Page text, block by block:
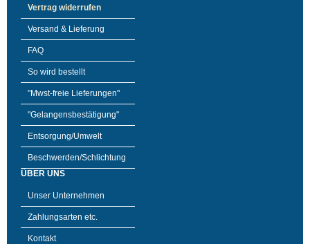
Vertrag widerrufen
Versand & Lieferung
FAQ
So wird bestellt
"Mwst-freie Lieferungen"
"Gelangensbestätigung"
Entsorgung/Umwelt
Beschwerden/Schlichtung
ÜBER UNS
Unser Unternehmen
Zahlungsarten etc.
Kontakt